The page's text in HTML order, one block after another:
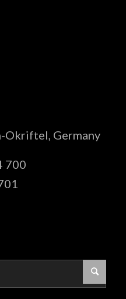
Okriftel, Germany
700